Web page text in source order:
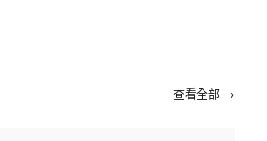
查看全部 →